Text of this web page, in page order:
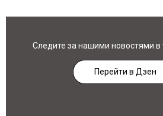
Следите за нашими новостями
Перейти в Дзен